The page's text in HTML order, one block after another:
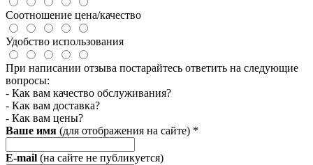
Соотношение цена/качество
Удобство использования
При написании отзыва постарайтесь ответить на следующие
вопросы:
- Как вам качество обслуживания?
- Как вам доставка?
- Как вам цены?
Ваше имя (для отображения на сайте) *
E-mail (на сайте не публикуется)